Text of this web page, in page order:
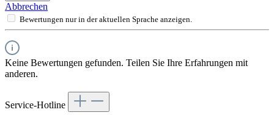
Abbrechen
Bewertungen nur in der aktuellen Sprache anzeigen.
Keine Bewertungen gefunden. Teilen Sie Ihre Erfahrungen mit
anderen.
Service-Hotline